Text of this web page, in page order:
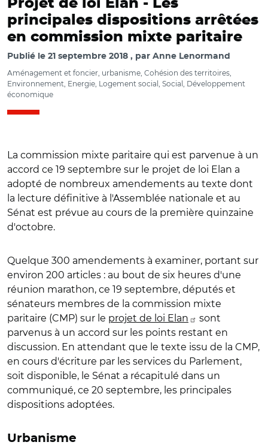
Projet de loi Elan - Les
principales dispositions arrêtées
en commission mixte paritaire
Publié le 21 septembre 2018 par Anne Lenormand
Aménagement et foncier, urbanisme, Cohésion des territoires,
Environnement, Energie, Logement social, Social, Développement
économique
La commission mixte paritaire qui est parvenue à un
accord ce 19 septembre sur le projet de loi Elan a
adopté de nombreux amendements au texte dont
la lecture définitive à l'Assemblée nationale et au
Sénat est prévue au cours de la première quinzaine
d'octobre.
Quelque 300 amendements à examiner, portant sur
environ 200 articles : au bout de six heures d'une
réunion marathon, ce 19 septembre, députés et
sénateurs membres de la commission mixte
paritaire (CMP) sur le projet de loi Elan
sont
parvenus à un accord sur les points restant en
discussion. En attendant que le texte issu de la CMP,
en cours d'écriture par les services du Parlement,
soit disponible, le Sénat a récapitulé dans un
communiqué, ce 20 septembre, les principales
dispositions adoptées.
Urbanisme